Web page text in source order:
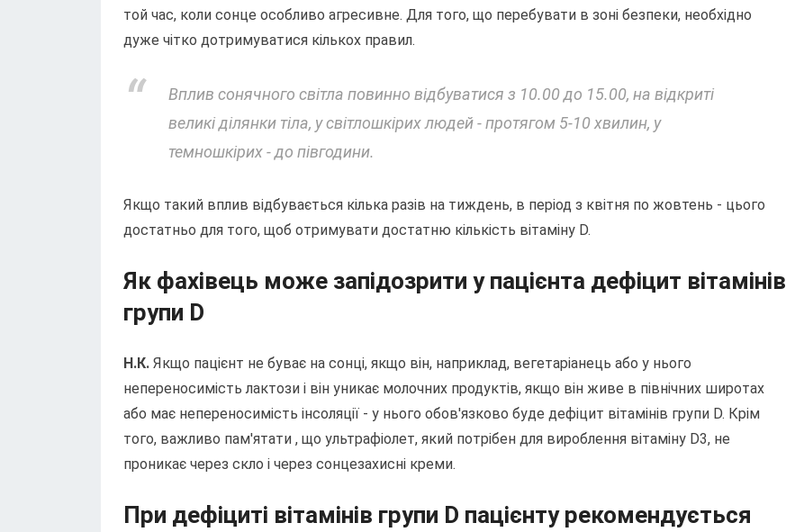
той час, коли сонце особливо агресивне. Для того, що перебувати в зоні безпеки, необхідно
дуже чітко дотримуватися кількох правил.
Вплив сонячного світла повинно відбуватися з 10.00 до 15.00, на відкриті
великі ділянки тіла, у світлошкірих людей - протягом 5-10 хвилин, у
темношкірих - до півгодини.
Якщо такий вплив відбувається кілька разів на тиждень, в період з квітня по жовтень - цього
достатньо для того, щоб отримувати достатню кількість вітаміну D.
Як фахівець може запідозрити у пацієнта дефіцит вітамінів
групи D
Н.К. Якщо пацієнт не буває на сонці, якщо він, наприклад, вегетаріанець або у нього
непереносимість лактози і він уникає молочних продуктів, якщо він живе в північних широтах
або має непереносимість інсоляції - у нього обов'язково буде дефіцит вітамінів групи D. Крім
того, важливо пам'ятати , що ультрафіолет, який потрібен для вироблення вітаміну D3, не
проникає через скло і через сонцезахисні креми.
При дефіциті вітамінів групи D пацієнту рекомендується